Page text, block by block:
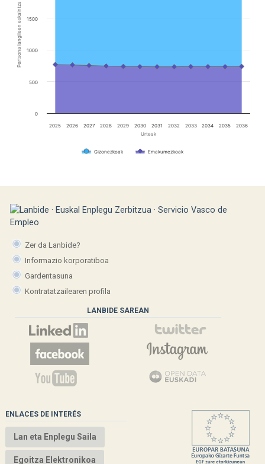
Urteak
Pertsona langileen eskaintza
Gizonezkoak Emakumezkoak
2025 2026 2027 2028 2029 2030 2031 2032 2033 2034 2035 2036
0
500
1000
1500
Zer da Lanbide?
Informazio korporatiboa
Gardentasuna
Kontratatzailearen profila
LANBIDE SAREAN
ENLACES DE INTERÉS
Lan eta Enplegu Saila
Egoitza Elektronikoa